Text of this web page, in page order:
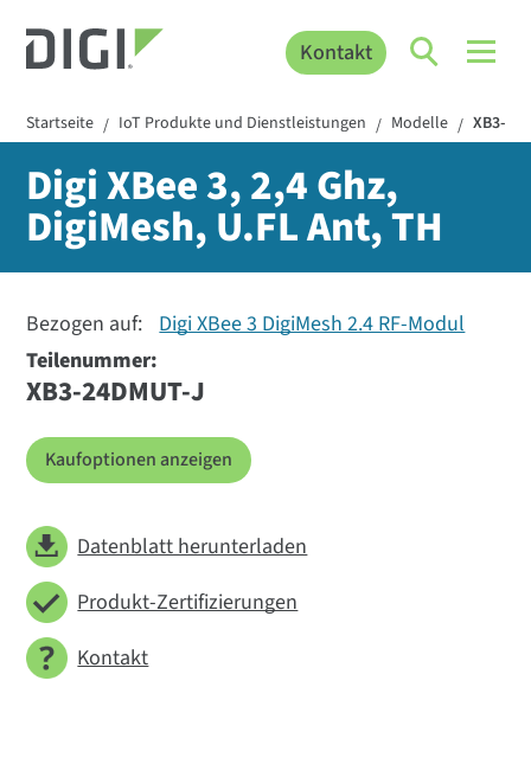
Kontakt
Startseite / IoT Produkte und Dienstleistungen / Modelle / XB3-
Digi XBee 3, 2,4 Ghz,
DigiMesh, U.FL Ant, TH
Bezogen auf: Digi XBee 3 DigiMesh 2.4 RF-Modul
Teilenummer:
XB3-24DMUT-J
Kaufoptionen anzeigen
Datenblatt herunterladen
Produkt-Zertifizierungen
Kontakt